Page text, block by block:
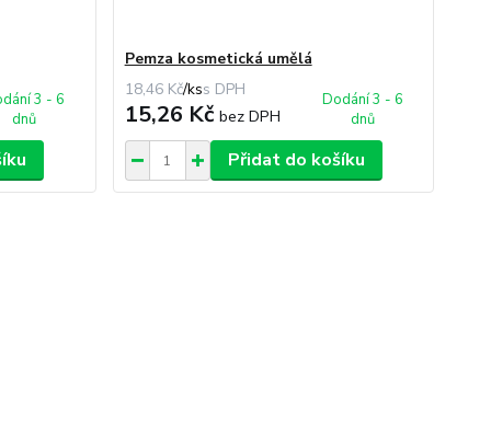
3 - 6
dnů
Pemza kosmetická umělá
18,46 Kč/ks
15,26 Kč bez DPH
Dodání 3 - 6
dnů
Přidat do košíku